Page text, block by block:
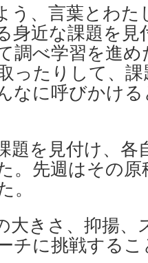
う、言葉とわ
身近な課題を
調べ学習を進
ったりして、
なに呼びかけ
題を見付け、
。先週はその
。
大きさ、抑揚
チに挑戦する